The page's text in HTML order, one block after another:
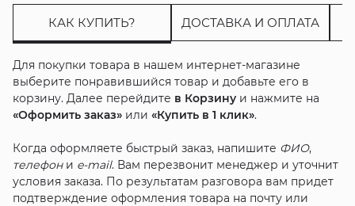
КАК КУПИТЬ? ДОСТАВКА И ОПЛАТА
Для покупки товара в нашем интернет-магазине
выберите понравившийся товар и добавьте его в
корзину. Далее перейдите в Корзинуи нажмите на
«Оформить заказ»или «Купить в 1 клик».
Когда оформляете быстрый заказ, напишите ФИО,
телефони e-mail. Вам перезвонит менеджер и уточнит
условия заказа. По результатам разговора вам придет
подтверждение оформления товара на почту или